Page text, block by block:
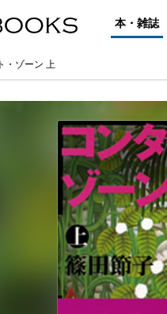
本・雑誌
・ゾーン 上